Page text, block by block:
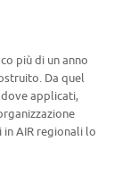
più di un anno
Da quel
applicati,
in AIR regionali lo